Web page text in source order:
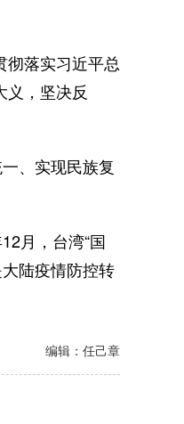
落实习近平总
义，坚决反
、实现民族复
月，台湾“国
陆疫情防控转
编辑：任己章